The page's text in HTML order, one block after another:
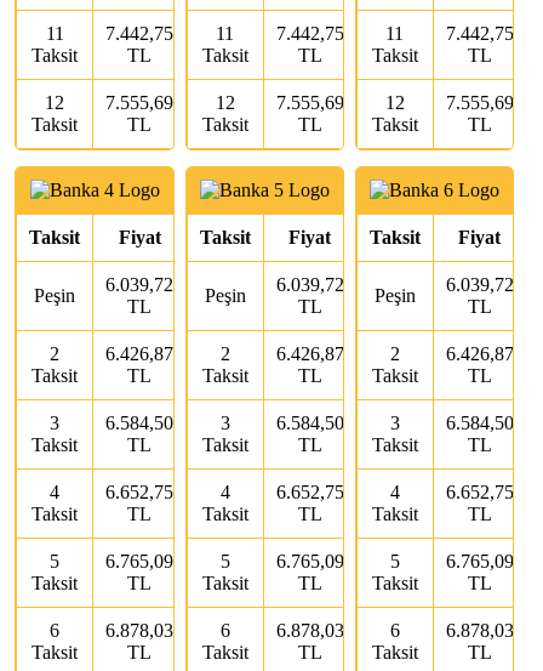
11
Taksit
7.442,75
TL
12
Taksit
7.555,69
TL
11
Taksit
7.442,75
TL
12
Taksit
7.555,69
TL
11
Taksit
7.442,75
TL
12
Taksit
7.555,69
TL
Taksit Fiyat
Peşin
6.039,72
TL
2
Taksit
6.426,87
TL
3
Taksit
6.584,50
TL
4
Taksit
6.652,75
TL
5
Taksit
6.765,09
TL
6
Taksit
6.878,03
TL
Taksit Fiyat
Peşin
6.039,72
TL
2
Taksit
6.426,87
TL
3
Taksit
6.584,50
TL
4
Taksit
6.652,75
TL
5
Taksit
6.765,09
TL
6
Taksit
6.878,03
TL
Taksit Fiyat
Peşin
6.039,72
TL
2
Taksit
6.426,87
TL
3
Taksit
6.584,50
TL
4
Taksit
6.652,75
TL
5
Taksit
6.765,09
TL
6
Taksit
6.878,03
TL